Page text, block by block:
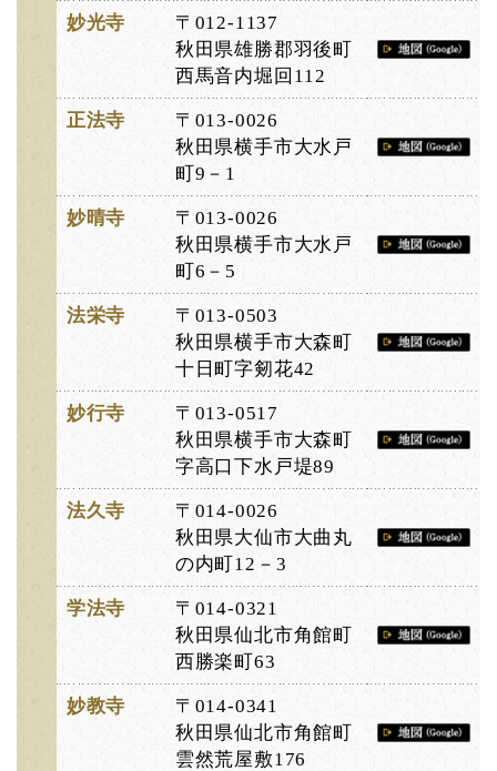
妙光寺
〒012-1137
秋田県雄勝郡羽後町
西馬音内堀回112
正法寺
〒013-0026
秋田県横手市大水戸
町9－1
妙晴寺
〒013-0026
秋田県横手市大水戸
町6－5
法栄寺
〒013-0503
秋田県横手市大森町
十日町字剱花42
妙行寺
〒013-0517
秋田県横手市大森町
字高口下水戸堤89
法久寺
〒014-0026
秋田県大仙市大曲丸
の内町12－3
学法寺
〒014-0321
秋田県仙北市角館町
西勝楽町63
妙教寺
〒014-0341
秋田県仙北市角館町
雲然荒屋敷176